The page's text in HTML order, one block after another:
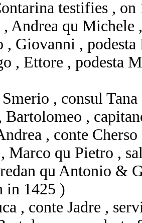
testifies ,
Andrea qu Michele
, Giovanni ,
, Ettore , podesta
, consul
Bartolomeo ,
, conte
Marco qu Pietro ,
qu Antonio &
in 1425 )
, conte Jadre ,